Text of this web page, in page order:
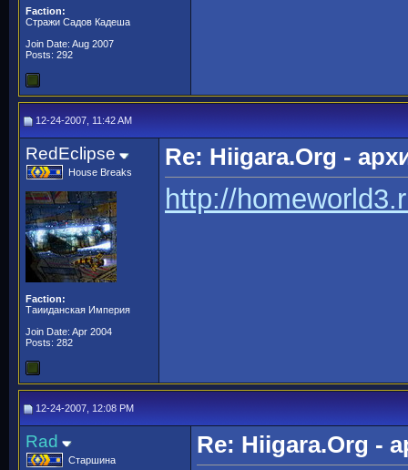
Faction:
Стражи Садов Кадеша
Join Date: Aug 2007
Posts: 292
12-24-2007, 11:42 AM
RedEclipse
House Breaks
Faction:
Таииданская Империя
Join Date: Apr 2004
Posts: 282
Re: Hiigara.Org -
http://
12-24-2007, 12:08 PM
Rad
Старшина
Re: Hiigara.Org -